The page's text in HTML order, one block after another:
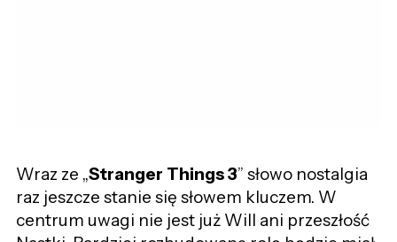
Wraz ze „Stranger Things 3” słowo nostalgia
raz jeszcze stanie się słowem kluczem. W
centrum uwagi nie jest już Will ani przeszłość